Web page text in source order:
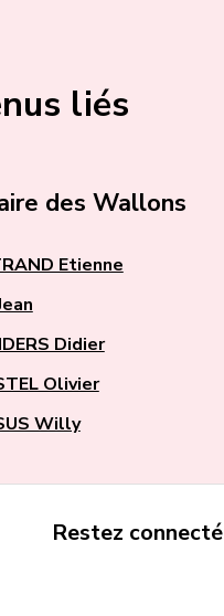
liés
des Wallons
Etienne
Didier
Olivier
Willy
Restez connecté